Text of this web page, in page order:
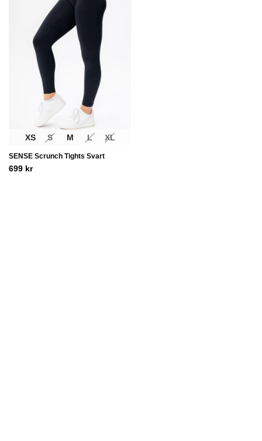
XS S M L XL
SENSE Scrunch Tights Svart
699 kr